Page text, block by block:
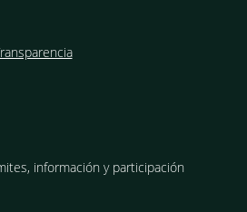
información y participación